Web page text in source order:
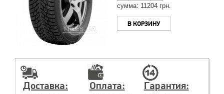
cумма: 11204 грн.
В КОРЗИНУ
Доставка: Оплата: Гарантия: